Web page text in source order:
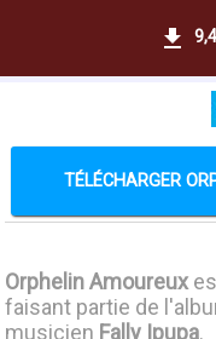
TÉLÉCHARGER
Orphelin Amoureux
faisant partie de
musicien Fally Ipupa.